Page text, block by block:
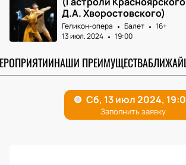
Д.А. Хворостовского)
Геликон-опера Балет
16+
13 июл. 2024
19:00
НАШИ ПРЕИМУЩЕСТВА